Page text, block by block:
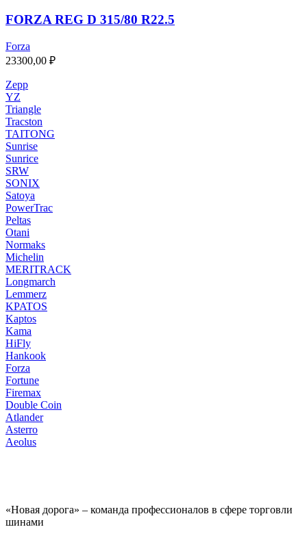
FORZA REG D 315/80 R22.5
Forza
23300,00 ₽
Zepp
YZ
Triangle
Tracston
TAITONG
Sunrise
Sunrice
SRW
SONIX
Satoya
PowerTrac
Peltas
Otani
Normaks
Michelin
MERITRACK
Longmarch
Lemmerz
KPATOS
Kaptos
Kama
HiFly
Hankook
Forza
Fortune
Firemax
Double Coin
Atlander
Asterro
Aeolus
«Новая дорога» – команда профессионалов в сфере торговли
шинами